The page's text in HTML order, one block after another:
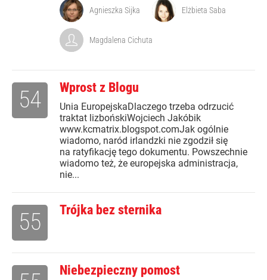
Agnieszka Sijka Elżbieta Saba
Magdalena Cichuta
Wprost z Blogu
Unia EuropejskaDlaczego trzeba odrzucić
traktat lizbońskiWojciech Jakóbik
www.kcmatrix.blogspot.comJak ogólnie
wiadomo, naród irlandzki nie zgodził się
na ratyfikację tego dokumentu. Powszechnie
wiadomo też, że europejska administracja,
nie...
54
Trójka bez sternika
55
Niebezpieczny pomost